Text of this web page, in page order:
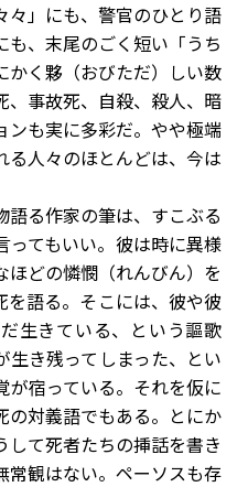
々」にも、警官のひとり語
も、末尾のごく短い「うち
かく夥（おびただ）しい数
、事故死、自殺、殺人、暗
ンも実に多彩だ。やや極端
る人々のほとんどは、今は
る作家の筆は、すこぶる
ってもいい。彼は時に異様
どの憐憫（れんびん）を
を語る。そこには、彼や彼
生きている、という謳歌
生き残ってしまった、とい
が宿っている。それを仮に
の対義語でもある。とにか
して死者たちの挿話を書き
常観はない。ペーソスも存